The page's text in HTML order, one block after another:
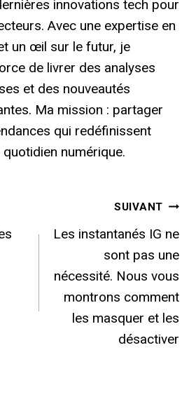
innovations tech pour
Avec une expertise en
un œil sur le futur, je
de livrer des analyses
et des nouveautés
Ma mission : partager
qui redéfinissent
numérique.
SUIVANT
Les instantanés IG ne
sont pas une
nécessité. Nous vous
montrons comment
les masquer et les
désactiver